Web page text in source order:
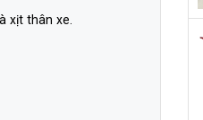
xịt thân xe.